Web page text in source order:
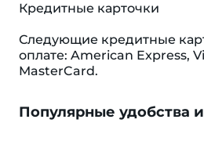
Кредитные карточки
Следующие кредитные
оплате: American Express,
MasterCard.
Популярные удобства